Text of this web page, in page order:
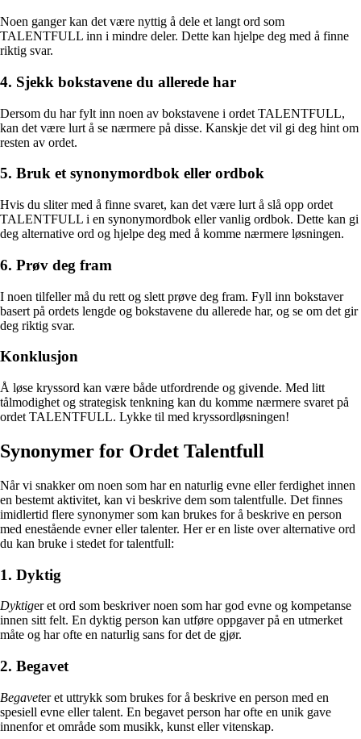
Noen ganger kan det være nyttig å dele et langt ord som
TALENTFULL inn i mindre deler. Dette kan hjelpe deg med å finne
riktig svar.
4. Sjekk bokstavene du allerede har
Dersom du har fylt inn noen av bokstavene i ordet TALENTFULL,
kan det være lurt å se nærmere på disse. Kanskje det vil gi deg hint om
resten av ordet.
5. Bruk et synonymordbok eller ordbok
Hvis du sliter med å finne svaret, kan det være lurt å slå opp ordet
TALENTFULL i en synonymordbok eller vanlig ordbok. Dette kan gi
deg alternative ord og hjelpe deg med å komme nærmere løsningen.
6. Prøv deg fram
I noen tilfeller må du rett og slett prøve deg fram. Fyll inn bokstaver
basert på ordets lengde og bokstavene du allerede har, og se om det gir
deg riktig svar.
Konklusjon
Å løse kryssord kan være både utfordrende og givende. Med litt
tålmodighet og strategisk tenkning kan du komme nærmere svaret på
ordet TALENTFULL. Lykke til med kryssordløsningen!
Synonymer for Ordet Talentfull
Når vi snakker om noen som har en naturlig evne eller ferdighet innen
en bestemt aktivitet, kan vi beskrive dem som talentfulle. Det finnes
imidlertid flere synonymer som kan brukes for å beskrive en person
med enestående evner eller talenter. Her er en liste over alternative ord
du kan bruke i stedet for talentfull:
1. Dyktig
Dyktiger et ord som beskriver noen som har god evne og kompetanse
innen sitt felt. En dyktig person kan utføre oppgaver på en utmerket
måte og har ofte en naturlig sans for det de gjør.
2. Begavet
Begaveter et uttrykk som brukes for å beskrive en person med en
spesiell evne eller talent. En begavet person har ofte en unik gave
innenfor et område som musikk, kunst eller vitenskap.